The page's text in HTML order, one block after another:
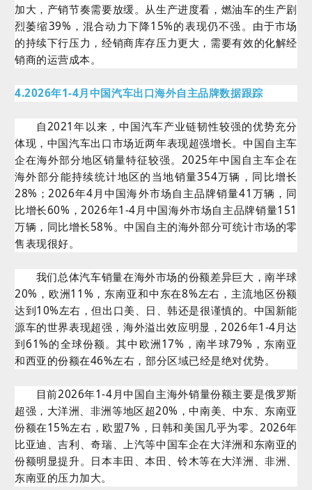
加大，产销节奏需要放缓。从生产进度看，燃油车的生产剧
烈萎缩39%，混合动力下降15%的表现仍不强。由于市场
的持续下行压力，经销商库存压力更大，需要有效的化解经
销商的运营成本。
4.2026年1-4月中国汽车出口海外自主品牌数据跟踪
自2021年以来，中国汽车产业链韧性较强的优势充分
体现，中国汽车出口市场近两年表现超强增长。中国自主车
企在海外部分地区销量特征较强。2025年中国自主车企在
海外部分能持续统计地区的当地销量354万辆，同比增长
28%；2026年4月中国海外市场自主品牌销量41万辆，同
比增长60%，2026年1-4月中国海外市场自主品牌销量151
万辆，同比增长58%。中国自主的海外部分可统计市场的零
售表现很好。
我们总体汽车销量在海外市场的份额差异巨大，南半球
20%，欧洲11%，东南亚和中东在8%左右，主流地区份额
达到10%左右，但出口美、日、韩还是很谨慎的。中国新能
源车的世界表现超强，海外溢出效应明显，2026年1-4月达
到61%的全球份额。其中欧洲17%，南半球79%，东南亚
和西亚的份额在46%左右，部分区域已经是绝对优势。
目前2026年1-4月中国自主海外销量份额主要是俄罗斯
超强，大洋洲、非洲等地区超20%，中南美、中东、东南亚
份额在15%左右，欧盟7%，日韩和美国几乎为零。2026年
比亚迪、吉利、奇瑞、上汽等中国车企在大洋洲和东南亚的
份额明显提升。日本丰田、本田、铃木等在大洋洲、非洲、
东南亚的压力加大。